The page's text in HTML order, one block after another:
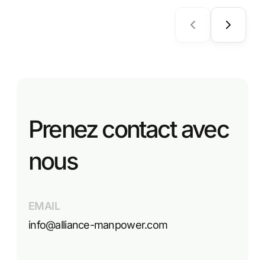
Prenez contact avec
nous
EMAIL
info@alliance-manpower.com